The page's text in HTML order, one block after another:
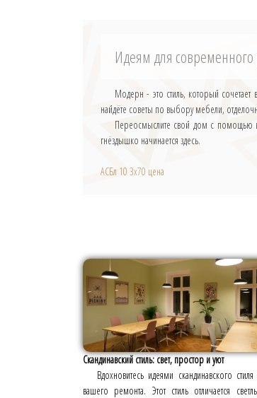
Идеям для современного
Модерн - это стиль, который
найдёте советы по выбору мебели,
Переосмыслите свой дом с помощью
гнёздышко начинается здесь.
АСБл 10 3х70 цена
Скандинавский стиль: свет, простор и уют
Вдохновитесь идеями скандинавского стиля
вашего ремонта. Этот стиль отличается